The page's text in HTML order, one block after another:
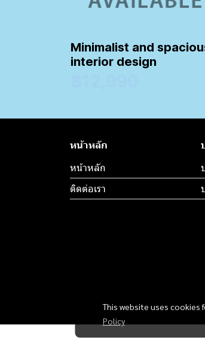
Minimalist and
interior design
This website uses
Policy
หน้าหลัก
หน้าหลัก
ติดต่อเรา